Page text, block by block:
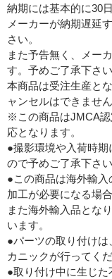
納期には基本的に30
メーカーが納期遅延
さい。
また予告無く、メー
す。予めご了承下さい
本商品は受注生産と
ャンセルはできません
※この商品はJMCA
応となります。
●撮影環境や入荷時
ので予めご了承下さい
●この商品は海外輸
加工が必要になる場
また海外輸入品とな
います。
●パーツの取り付け
カニックが行ってくだ
●取り付け中に生じ